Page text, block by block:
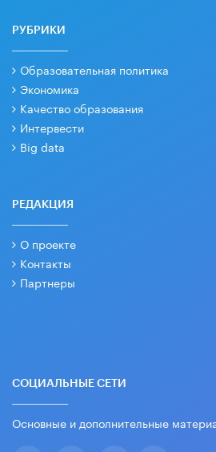
РУБРИКИ
Образовательная политика
Экономика
Качество образования
Интервести
Big data
РЕДАКЦИЯ
О проекте
Контакты
Партнеры
СОЦИАЛЬНЫЕ СЕТИ
Основные и дополнительные